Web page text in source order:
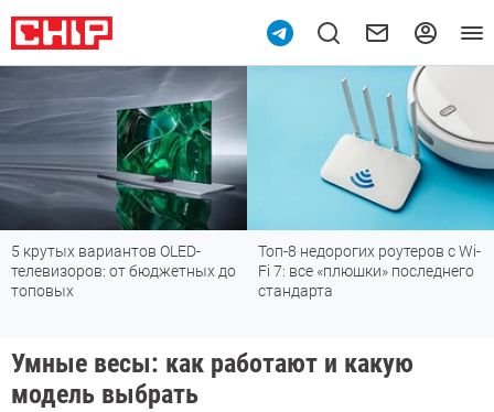
5 крутых вариантов OLED-
телевизоров: от бюджетных до
топовых
Топ-8 недорогих роутеров с Wi-
Fi 7: все «плюшки» последнего
стандарта
Умные весы: как работают и какую
модель выбрать